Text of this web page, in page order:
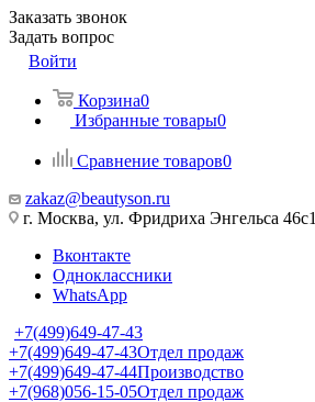
Заказать звонок
Задать вопрос
Войти
Корзина0
Избранные товары0
Сравнение товаров0
zakaz@beautyson.ru
г. Москва, ул. Фридриха Энгельса 46с1
Вконтакте
Одноклассники
WhatsApp
+7(499)649-47-43
+7(499)649-47-43Отдел продаж
+7(499)649-47-44Производство
+7(968)056-15-05Отдел продаж